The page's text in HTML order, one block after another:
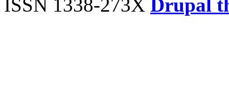
ISSN 1338-273X Drupal